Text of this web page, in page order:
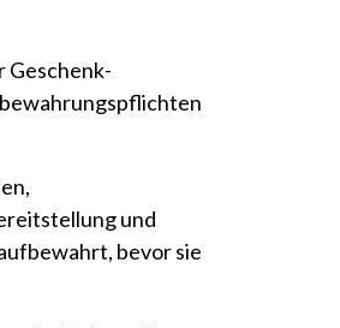
Geschenk­
und
bevor sie